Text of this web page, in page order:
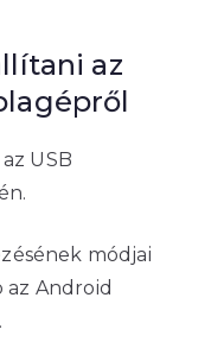
az
USB
módjai
az Android